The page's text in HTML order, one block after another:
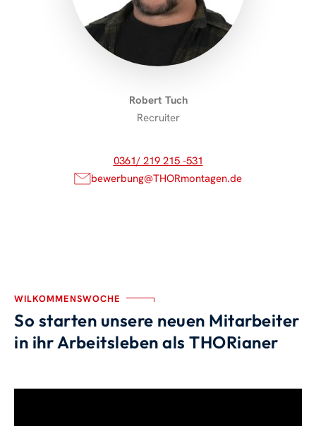
Robert Tuch
Recruiter
0361/ 219 215 -531
bewerbung@THORmontagen.de
WILKOMMENSWOCHE
So starten unsere neuen Mitarbeiter
in ihr Arbeitsleben als THORianer